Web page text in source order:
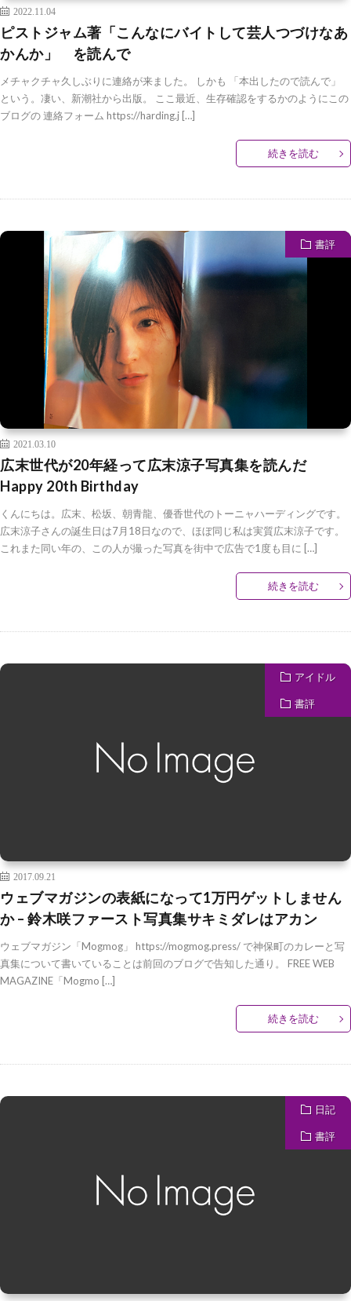
2022.11.04
ピストジャム著「こんなにバイトして芸人つづけなあ
かんか」 を読んで
メチャクチャ久しぶりに連絡が来ました。 しかも 「本出したので読んで」
という。凄い、新潮社から出版。 ここ最近、生存確認をするかのようにこの
ブログの 連絡フォーム https://harding.j […]
続きを読む
書評
2021.03.10
広末世代が20年経って広末涼子写真集を読んだ
Happy 20th Birthday
くんにちは。広末、松坂、朝青龍、優香世代のトーニャハーディングです。
広末涼子さんの誕生日は7月18日なので、ほぼ同じ私は実質広末涼子です。
これまた同い年の、この人が撮った写真を街中で広告で1度も目に […]
続きを読む
アイドル
書評
2017.09.21
ウェブマガジンの表紙になって1万円ゲットしません
か – 鈴木咲ファースト写真集サキミダレはアカン
ウェブマガジン「Mogmog」 https://mogmog.press/ で神保町のカレーと写
真集について書いていることは前回のブログで告知した通り。 FREE WEB
MAGAZINE「Mogmo […]
続きを読む
日記
書評